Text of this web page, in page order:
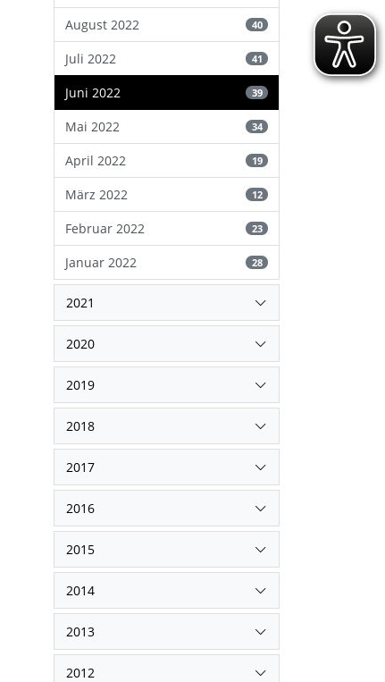
August 2022 40
Juli 2022 41
Juni 2022 39
Mai 2022 34
April 2022 19
März 2022 12
Februar 2022 23
Januar 2022 28
2021
2020
2019
2018
2017
2016
2015
2014
2013
2012